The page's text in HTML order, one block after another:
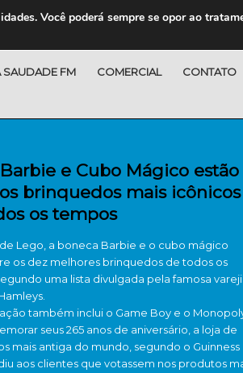
SAUDADE FM COMERCIAL CONTATO
e Cubo Mágico estão
brinquedos mais icônicos
os tempos
Lego, a boneca Barbie e o cubo mágico
os dez melhores brinquedos de todos os
uma lista divulgada pela famosa
também inclui o Game Boy e o
seus 265 anos de aniversário, a loja de
mais antiga do mundo, segundo o Guinness
aos clientes que votassem nos produtos
Você poderá sempre se opor ao